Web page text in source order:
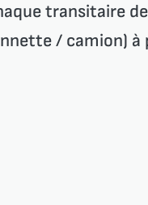
transitaire
/ camion)